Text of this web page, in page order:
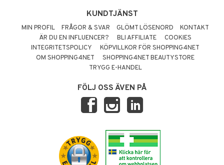
KUNDTJÄNST
MIN PROFIL FRÅGOR & SVAR GLÖMT LÖSENORD
KONTAKT
ÄR DU EN INFLUENCER?
BLI AFFILIATE
COOKIES
INTEGRITETSPOLICY
KÖPVILLKOR FÖR SHOPPING4NET
OM SHOPPING4NET
SHOPPING4NET BEAUTYSTORE
TRYGG E-HANDEL
FÖLJ OSS ÄVEN PÅ